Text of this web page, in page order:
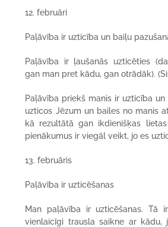
12. februāri
Paļāvība ir uzticība un baiļu
Paļāvība ir ļaušanās uzticēties
gan man pret kādu, gan otrādāk).
Paļāvība priekš manis ir uzticība un
uzticos Jēzum un bailes no manis
kā rezultātā gan ikdienišķas
pienākumus ir viegāl veikt, jo es
13. februāris
Paļāvība ir uzticēšanas
Man paļāvība ir uzticēšanas. Tā
vienlaicīgi trausla saikne ar kādu,